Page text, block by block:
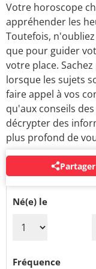
Votre horoscope
appréhender les
Toutefois,
que pour guider
votre place.
lorsque les sujets
faire appel à vos
qu'aux conseils
décrypter des
plus profond de
Partager
VOS
Né(e) le
Fréquence